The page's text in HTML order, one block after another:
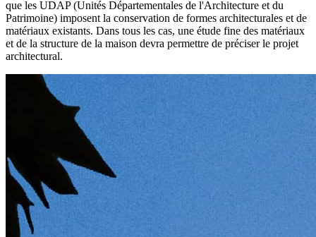
que les UDAP (Unités Départementales de l'Architecture et du
Patrimoine) imposent la conservation de formes architecturales et de
matériaux existants. Dans tous les cas, une étude fine des matériaux
et de la structure de la maison devra permettre de préciser le projet
architectural.